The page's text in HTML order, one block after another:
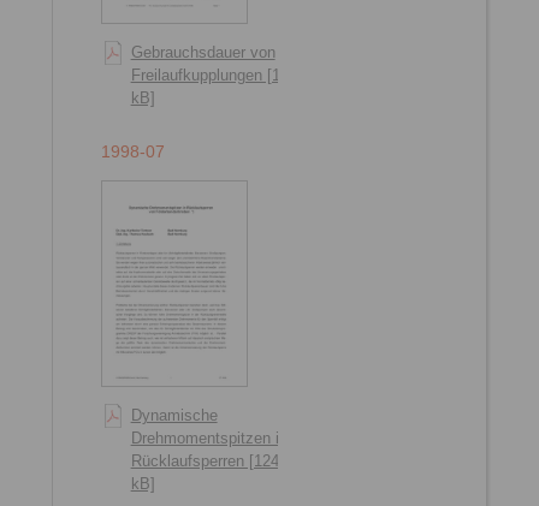
Gebrauchsdauer von
Freilaufkupplungen [146
kB]
1998-07
Dynamische
Drehmomentspitzen in
Rücklaufsperren [124
kB]